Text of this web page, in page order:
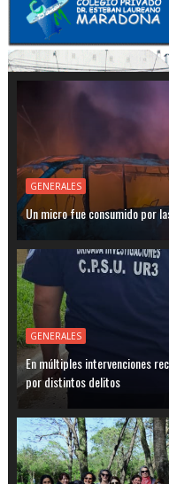
GENERALES
Un micro fue consumido por
GENERALES
En múltiples intervenciones
por distintos delitos